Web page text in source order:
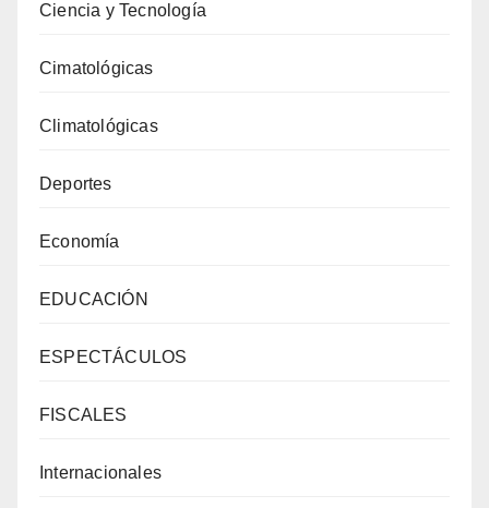
Ciencia y Tecnología
Cimatológicas
Climatológicas
Deportes
Economía
EDUCACIÓN
ESPECTÁCULOS
FISCALES
Internacionales